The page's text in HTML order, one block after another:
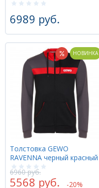
6989 руб.
НОВИНКА
Толстовка GEWO
RAVENNA черный красный
6960 руб.
5568 руб. -20%